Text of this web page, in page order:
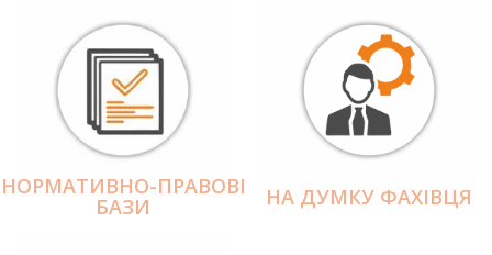
НОРМАТИВНО-ПРАВОВІ
БАЗИ НА ДУМКУ ФАХІВЦЯ